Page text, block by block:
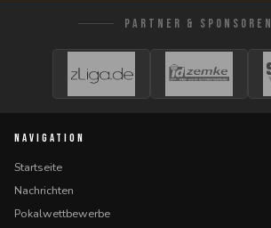
PARTNER & SPONSOREN
NAVIGATION
Startseite
Nachrichten
Pokalwettbewerbe